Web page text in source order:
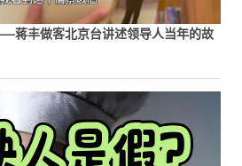
蒋丰做客北京台讲述领导人当年的故